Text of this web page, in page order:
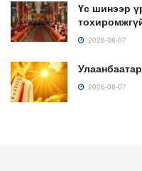
Үс шинээр
2026-08-07
2026-08-07